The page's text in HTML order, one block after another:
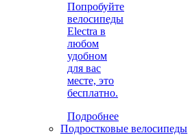
Попробуйте
велосипеды
Electra в
любом
удобном
для вас
месте, это
бесплатно.
Подробнее
Подростковые велосипеды